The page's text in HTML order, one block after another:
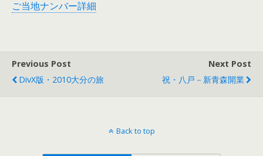
ご当地ナンバー詳細
Previous Post
DivX版・2010大分の旅
Next Post
祝・八戸－新青森開業
Back to top